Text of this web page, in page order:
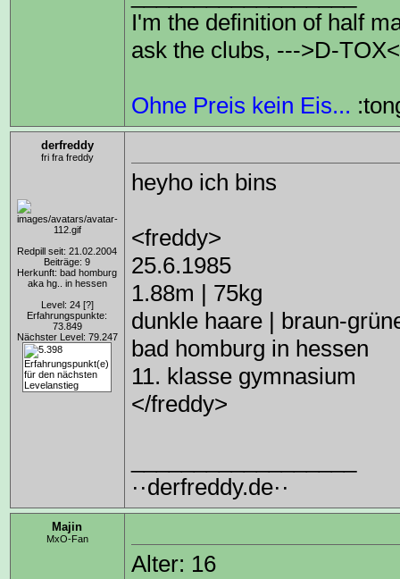
I'm the definition of half
ask the clubs, --->D-
Ohne Preis kein Eis...
derfreddy
fri fra freddy
Redpill seit: 21.02.2004
Beiträge: 9
Herkunft: bad homburg
aka hg.. in hessen
Level: 24 [?]
Erfahrungspunkte:
73.849
Nächster Level: 79.247
heyho ich bins
<freddy>
25.6.1985
1.88m | 75kg
dunkle haare | braun-
bad homburg in hessen
11. klasse gymnasium
</freddy>
··derfreddy.de··
Majin
MxO-Fan
Alter: 16